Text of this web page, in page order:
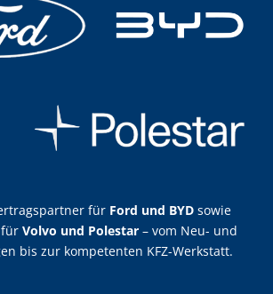
für Ford und BYDsowie
Volvo und Polestar– vom Neu- und
bis zur kompetenten KFZ-Werkstatt.